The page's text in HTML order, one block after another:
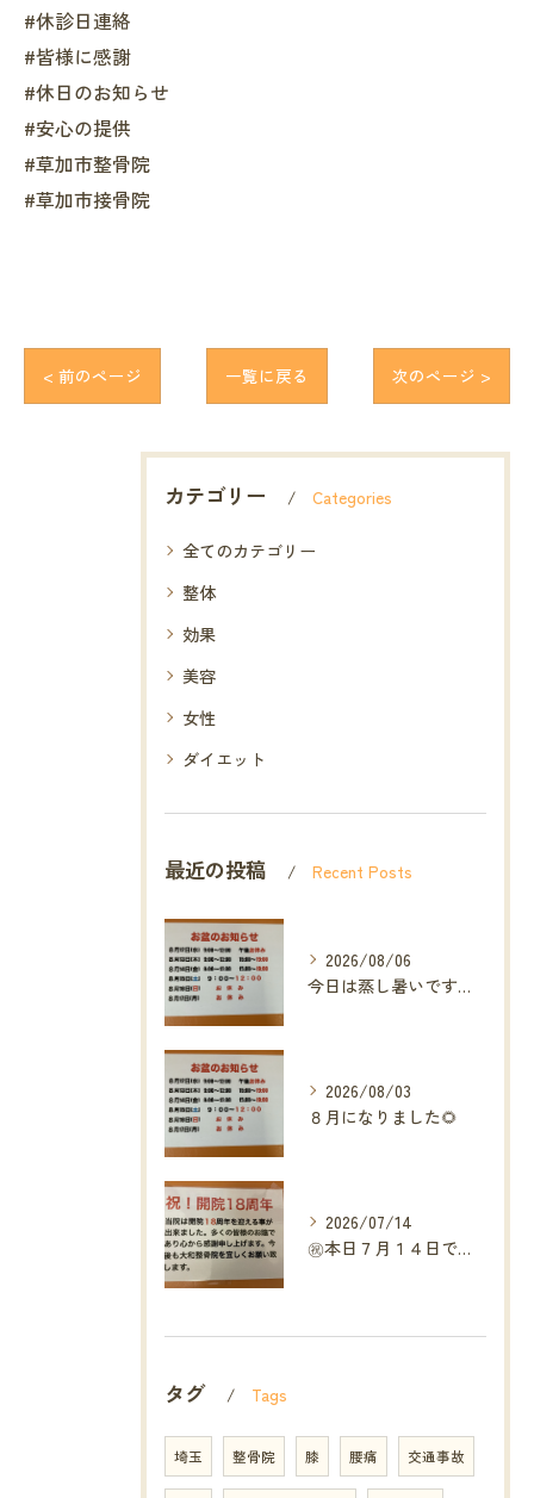
#休診日連絡
#皆様に感謝
#休日のお知らせ
#安心の提供
#草加市整骨院
#草加市接骨院
< 前のページ 一覧に戻る 次のページ >
カテゴリー Categories
全てのカテゴリー
整体
効果
美容
女性
ダイエット
最近の投稿 Recent Posts
2026/08/06
今日は蒸し暑いですね🥵ありがたい事に今年の草加市は
2026/08/03
８月になりました🌻
2026/07/14
㊗️本日７月１４日で当院は開院１８周年となりました🎉
タグ Tags
埼玉 整骨院 膝 腰痛 交通事故